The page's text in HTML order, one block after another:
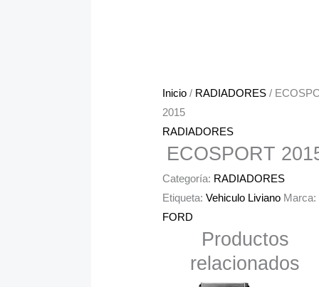
Inicio/ RADIADORES/
2015
RADIADORES
ECOSPORT
Categoría: RADIADORES
Etiqueta: Vehiculo Liviano Marca:
FORD
Productos
relacionados